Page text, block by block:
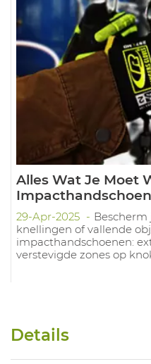
Alles Wat Je Moet
29-Apr-2025
knellingen of vallende
impacthandschoenen:
verstevigde zones op
Details